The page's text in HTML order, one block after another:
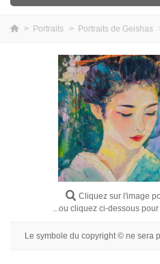
Par Pièce
> Portraits > Portraits de Geishas
Cliquez sur l'image
...ou cliquez ci-dessous
Le symbole du copyright © ne sera